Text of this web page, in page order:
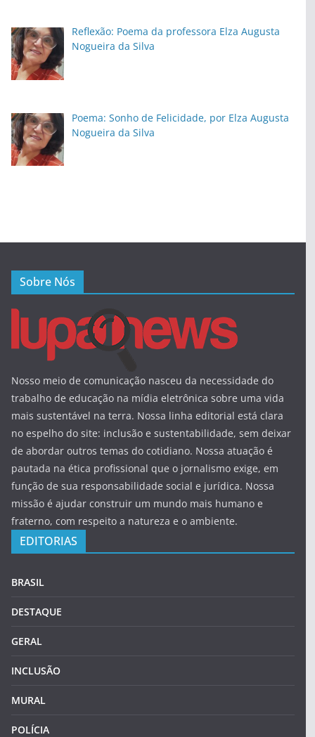
Reflexão: Poema da professora Elza Augusta
Nogueira da Silva
Poema: Sonho de Felicidade, por Elza Augusta
Nogueira da Silva
Sobre Nós
Nosso meio de comunicação nasceu da necessidade do
trabalho de educação na mídia eletrônica sobre uma vida
mais sustentável na terra. Nossa linha editorial está clara
no espelho do site: inclusão e sustentabilidade, sem deixar
de abordar outros temas do cotidiano. Nossa atuação é
pautada na ética profissional que o jornalismo exige, em
função de sua responsabilidade social e jurídica. Nossa
missão é ajudar construir um mundo mais humano e
fraterno, com respeito a natureza e o ambiente.
EDITORIAS
BRASIL
DESTAQUE
GERAL
INCLUSÃO
MURAL
POLÍCIA